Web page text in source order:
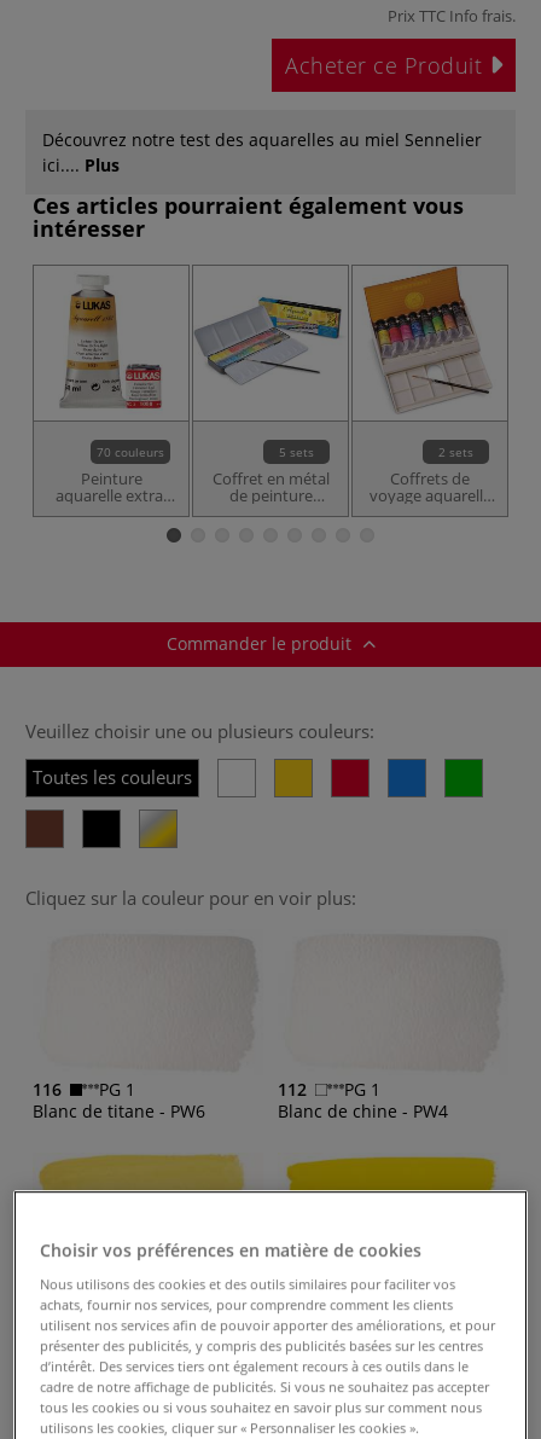
Prix TTC Info frais.
Acheter ce Produit
Découvrez notre test des aquarelles au miel Sennelier
ici.... Plus
Ces articles pourraient également vous
intéresser
70 couleurs
Peinture
aquarelle extra-
fine 1862 Lukas
5 sets
Coffret en métal
de peinture
aquarelle
2 sets
Coffrets de
voyage aquarelle
Sennelier
Commander le produit
Veuillez choisir une ou plusieurs couleurs:
Toutes les couleurs
Cliquez sur la couleur pour en voir plus:
116
PG 1
Blanc de titane - PW6
112
PG 1
Blanc de chine - PW4
576
PG 4
Jaune de Nickel - PY53
501
PG 1
Jaune citron - PY3
Choisir vos préférences en matière de cookies
Nous utilisons des cookies et des outils similaires pour faciliter vos
achats, fournir nos services, pour comprendre comment les clients
utilisent nos services afin de pouvoir apporter des améliorations, et pour
présenter des publicités, y compris des publicités basées sur les centres
d’intérêt. Des services tiers ont également recours à ces outils dans le
cadre de notre affichage de publicités. Si vous ne souhaitez pas accepter
tous les cookies ou si vous souhaitez en savoir plus sur comment nous
utilisons les cookies, cliquer sur « Personnaliser les cookies ».